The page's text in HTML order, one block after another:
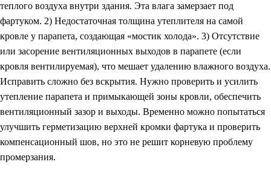
теплого воздуха внутри здания. Эта влага замерзает под
фартуком. 2) Недостаточная толщина утеплителя на самой
кровле у парапета, создающая «мостик холода». 3) Отсутствие
или засорение вентиляционных выходов в парапете (если
кровля вентилируемая), что мешает удалению влажного воздуха.
Исправить сложно без вскрытия. Нужно проверить и усилить
утепление парапета и примыкающей зоны кровли, обеспечить
вентиляционный зазор и выходы. Временно можно попытаться
улучшить герметизацию верхней кромки фартука и проверить
компенсационный шов, но это не решит корневую проблему
промерзания.